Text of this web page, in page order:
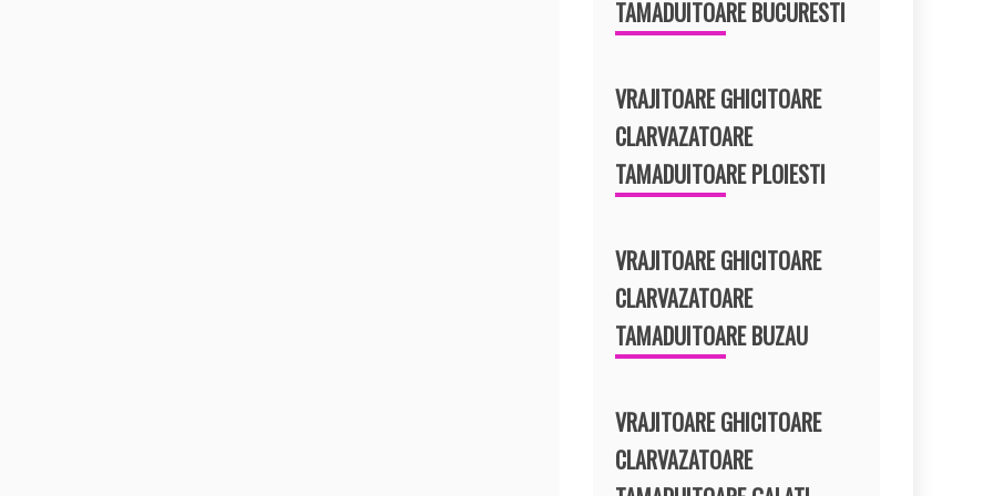
TAMADUITOARE BUCURESTI
VRAJITOARE GHICITOARE
CLARVAZATOARE
TAMADUITOARE PLOIESTI
VRAJITOARE GHICITOARE
CLARVAZATOARE
TAMADUITOARE BUZAU
VRAJITOARE GHICITOARE
CLARVAZATOARE